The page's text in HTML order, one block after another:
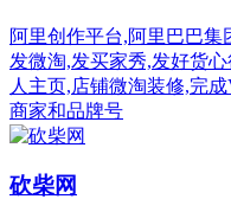
阿里创作平台,阿里巴巴
发微淘,发买家秀,发好货
人主页,店铺微淘装修,完
商家和品牌号
砍柴网